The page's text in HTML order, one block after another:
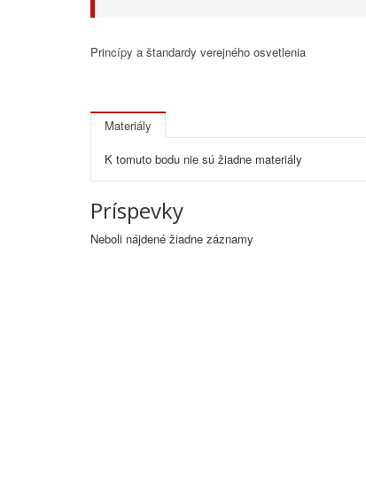
Princípy a štandardy verejného osvetlenia
Materiály
K tomuto bodu nie sú žiadne materiály
Príspevky
Neboli nájdené žiadne záznamy